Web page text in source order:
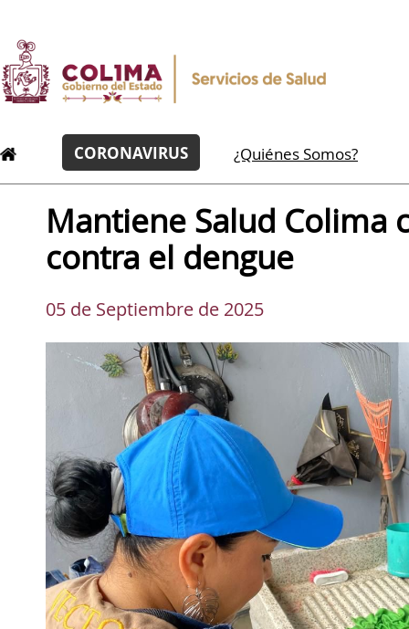
CORONAVIRUS ¿Quiénes Somos?
Mantiene Salud Colima
contra el dengue
05 de Septiembre de 2025